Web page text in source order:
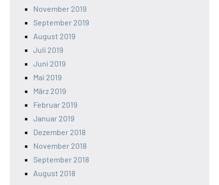
November 2019
September 2019
August 2019
Juli 2019
Juni 2019
Mai 2019
März 2019
Februar 2019
Januar 2019
Dezember 2018
November 2018
September 2018
August 2018